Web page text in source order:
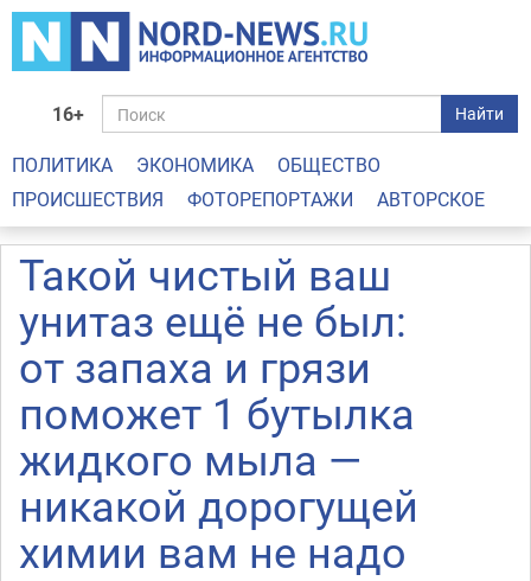
16+ Найти
ПОЛИТИКА ЭКОНОМИКА
ОБЩЕСТВО
ПРОИСШЕСТВИЯ
ФОТОРЕПОРТАЖИ АВТОРСКОЕ
Такой чистый ваш
унитаз ещё не был:
от запаха и грязи
поможет 1 бутылка
жидкого мыла —
никакой дорогущей
химии вам не надо